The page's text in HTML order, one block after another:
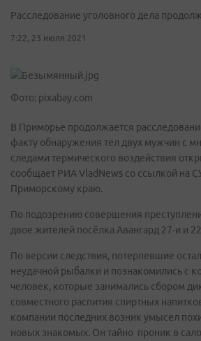
Расследование уголовного дела
7:22, 23 июля 2021
Фото: pixabay.com
В Приморье продолжается
факту обнаружения тел двух мужчин с
следами термического воздействия
сообщает РИА VladNews со ссылкой на
Приморскому краю.
По подозрению совершения
двое жителей посёлка Авангард 27-и и
По версии следствия, потерпевшие
неудачной рыбалки и познакомились с
человек, которые занимались сбором
совместного распития спиртных
компании последних возник умысел
новых знакомых. Он тайно проник в